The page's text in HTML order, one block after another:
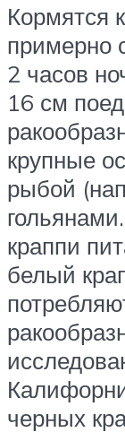
Кормятся
примерно
2 часов
16 см
крупные
рыбой
краппи
белый
черных